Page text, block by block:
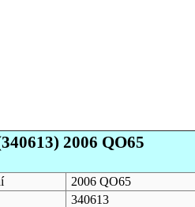
2006 QO65
2006 QO65
340613